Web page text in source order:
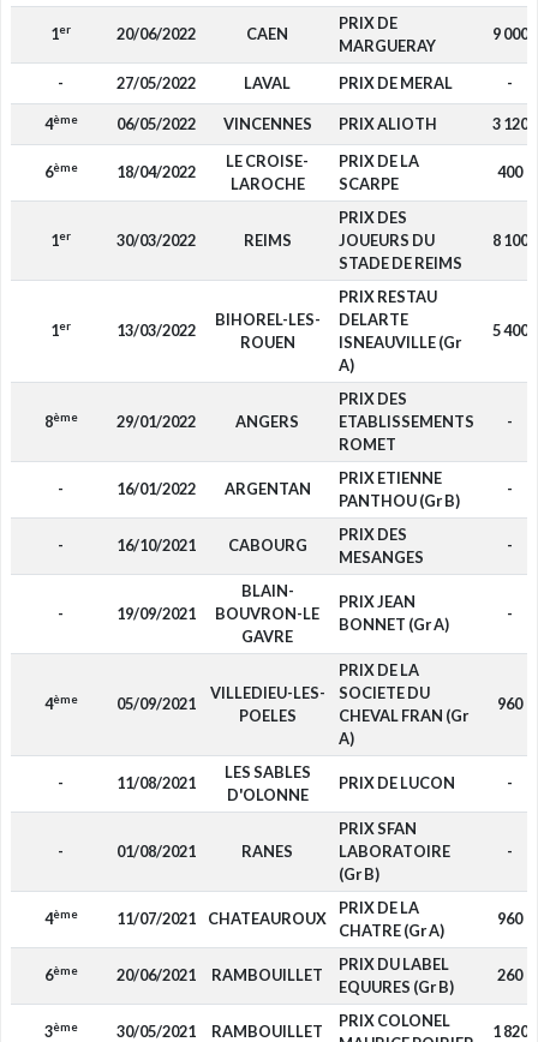
1er 20/06/2022 CAEN
PRIX DE
MARGUERAY
9 000
- 27/05/2022 LAVAL PRIX DE MERAL -
4ème 06/05/2022 VINCENNES PRIX ALIOTH 3 120
6ème 18/04/2022
LE CROISE-
LAROCHE
PRIX DE LA
SCARPE
400
1er 30/03/2022 REIMS
PRIX DES
JOUEURS DU
STADE DE REIMS
8 100
1er 13/03/2022
BIHOREL-LES-
ROUEN
PRIX RESTAU
DELARTE
ISNEAUVILLE (Gr
A)
5 400
8ème 29/01/2022 ANGERS
PRIX DES
ETABLISSEMENTS
ROMET
-
- 16/01/2022 ARGENTAN
PRIX ETIENNE
PANTHOU (Gr B)
-
- 16/10/2021 CABOURG
PRIX DES
MESANGES
-
- 19/09/2021
BLAIN-
BOUVRON-LE
GAVRE
PRIX JEAN
BONNET (Gr A)
-
4ème 05/09/2021
VILLEDIEU-LES-
POELES
PRIX DE LA
SOCIETE DU
CHEVAL FRAN (Gr
A)
960
- 11/08/2021
LES SABLES
D'OLONNE
PRIX DE LUCON -
- 01/08/2021 RANES
PRIX SFAN
LABORATOIRE
(Gr B)
-
4ème 11/07/2021 CHATEAUROUX
PRIX DE LA
CHATRE (Gr A)
960
6ème 20/06/2021 RAMBOUILLET
PRIX DU LABEL
EQUURES (Gr B)
260
3ème 30/05/2021 RAMBOUILLET
PRIX COLONEL
1 820